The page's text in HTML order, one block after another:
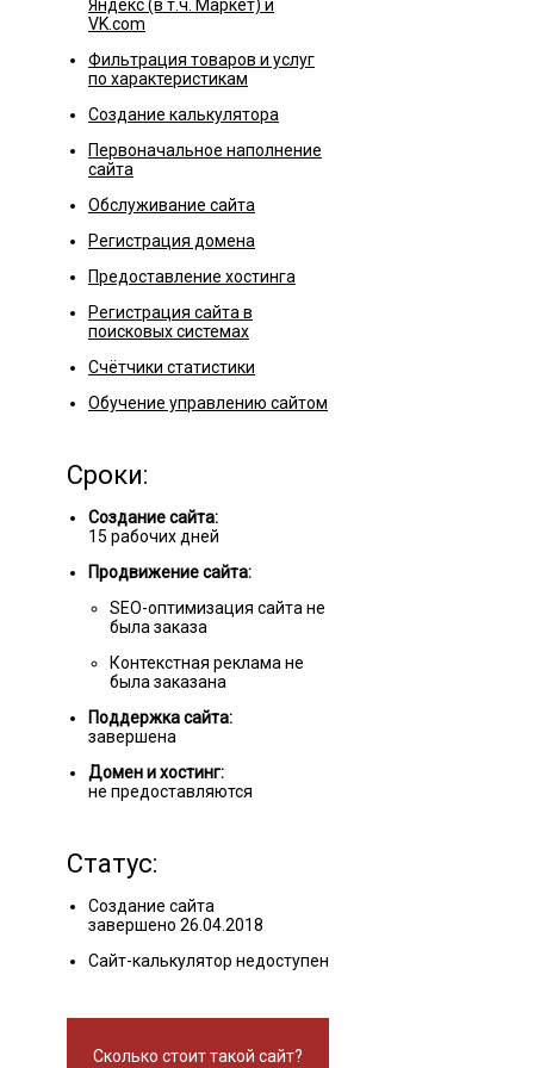
Яндекс (в т.ч. Маркет) и
VK.com
Фильтрация товаров и услуг
по характеристикам
Создание калькулятора
Первоначальное наполнение
сайта
Обслуживание сайта
Регистрация домена
Предоставление хостинга
Регистрация сайта в
поисковых системах
Счётчики статистики
Обучение управлению сайтом
Сроки:
Создание сайта:
15 рабочих дней
Продвижение сайта:
SEO-оптимизация сайта не
была заказа
Контекстная реклама не
была заказана
Поддержка сайта:
завершена
Домен и хостинг:
не предоставляются
Статус:
Создание сайта
завершено 26.04.2018
Сайт-калькулятор недоступен
Сколько стоит такой сайт?